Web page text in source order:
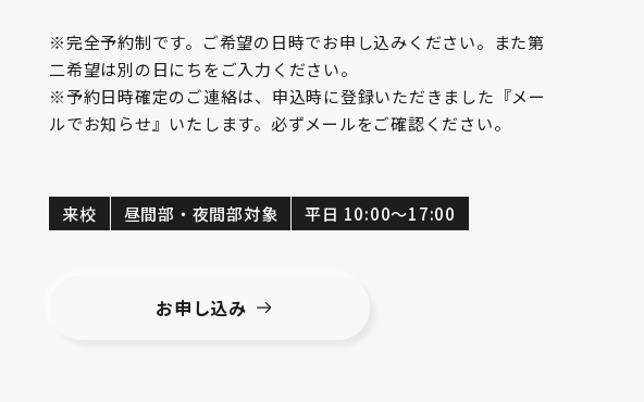
※完全予約制です。ご希望の日時でお申し込みください。また第
二希望は別の日にちをご入力ください。
※予約日時確定のご連絡は、申込時に登録いただきました『メー
ルでお知らせ』いたします。必ずメールをご確認ください。
来校 昼間部・夜間部対象 平日 10:00～17:00
お申し込み